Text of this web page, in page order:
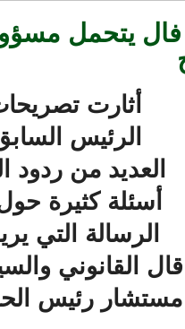
يتحمل
أثارت تصريحات
الرئيس
العديد من ردود
أسئلة كثيرة
الرسالة التي
القانوني
رئيس